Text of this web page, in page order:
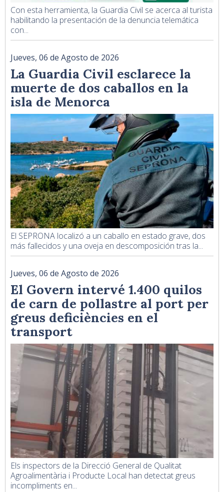
Con esta herramienta, la Guardia Civil se acerca al turista
habilitando la presentación de la denuncia telemática
con...
Jueves, 06 de Agosto de 2026
La Guardia Civil esclarece la
muerte de dos caballos en la
isla de Menorca
El SEPRONA localizó a un caballo en estado grave, dos
más fallecidos y una oveja en descomposición tras la...
Jueves, 06 de Agosto de 2026
El Govern intervé 1.400 quilos
de carn de pollastre al port per
greus deficiències en el
transport
Els inspectors de la Direcció General de Qualitat
Agroalimentària i Producte Local han detectat greus
incompliments en...